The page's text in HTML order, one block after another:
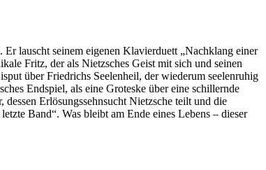
lauscht seinem eigenen Klavierduett „Nachklang einer
Fritz, der als Nietzsches Geist mit sich und seinen
über Friedrichs Seelenheil, der wiederum seelenruhig
Endspiel, als eine Groteske über eine schillernde
Erlösungssehnsucht Nietzsche teilt und die
Band“. Was bleibt am Ende eines Lebens – dieser